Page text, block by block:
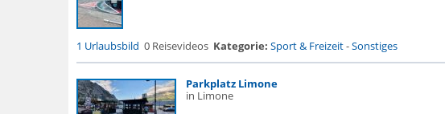
1 Urlaubsbild 0 Reisevideos Kategorie: Sport & Freizeit-Sonstiges
Parkplatz Limone
in Limone